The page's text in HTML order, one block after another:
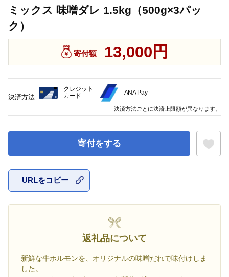
ミックス 味噌ダレ 1.5kg（500g×3パッ
ク）
寄付額 13,000円
寄付をする
URLをコピー
返礼品について
新鮮な牛ホルモンを、オリジナルの味噌だれで味付けしま
した。
決済方法
クレジット
カード
ANA Pay
決済方法ごとに決済上限額が異なります。